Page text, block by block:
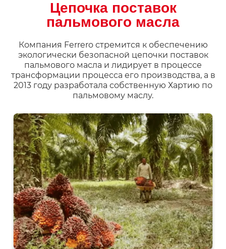
Цепочка поставок
пальмового масла
Компания Ferrero стремится к обеспечению
экологически безопасной цепочки поставок
пальмового масла и лидирует в процессе
трансформации процесса его производства, а в
2013 году разработала собственную Хартию по
пальмовому маслу.